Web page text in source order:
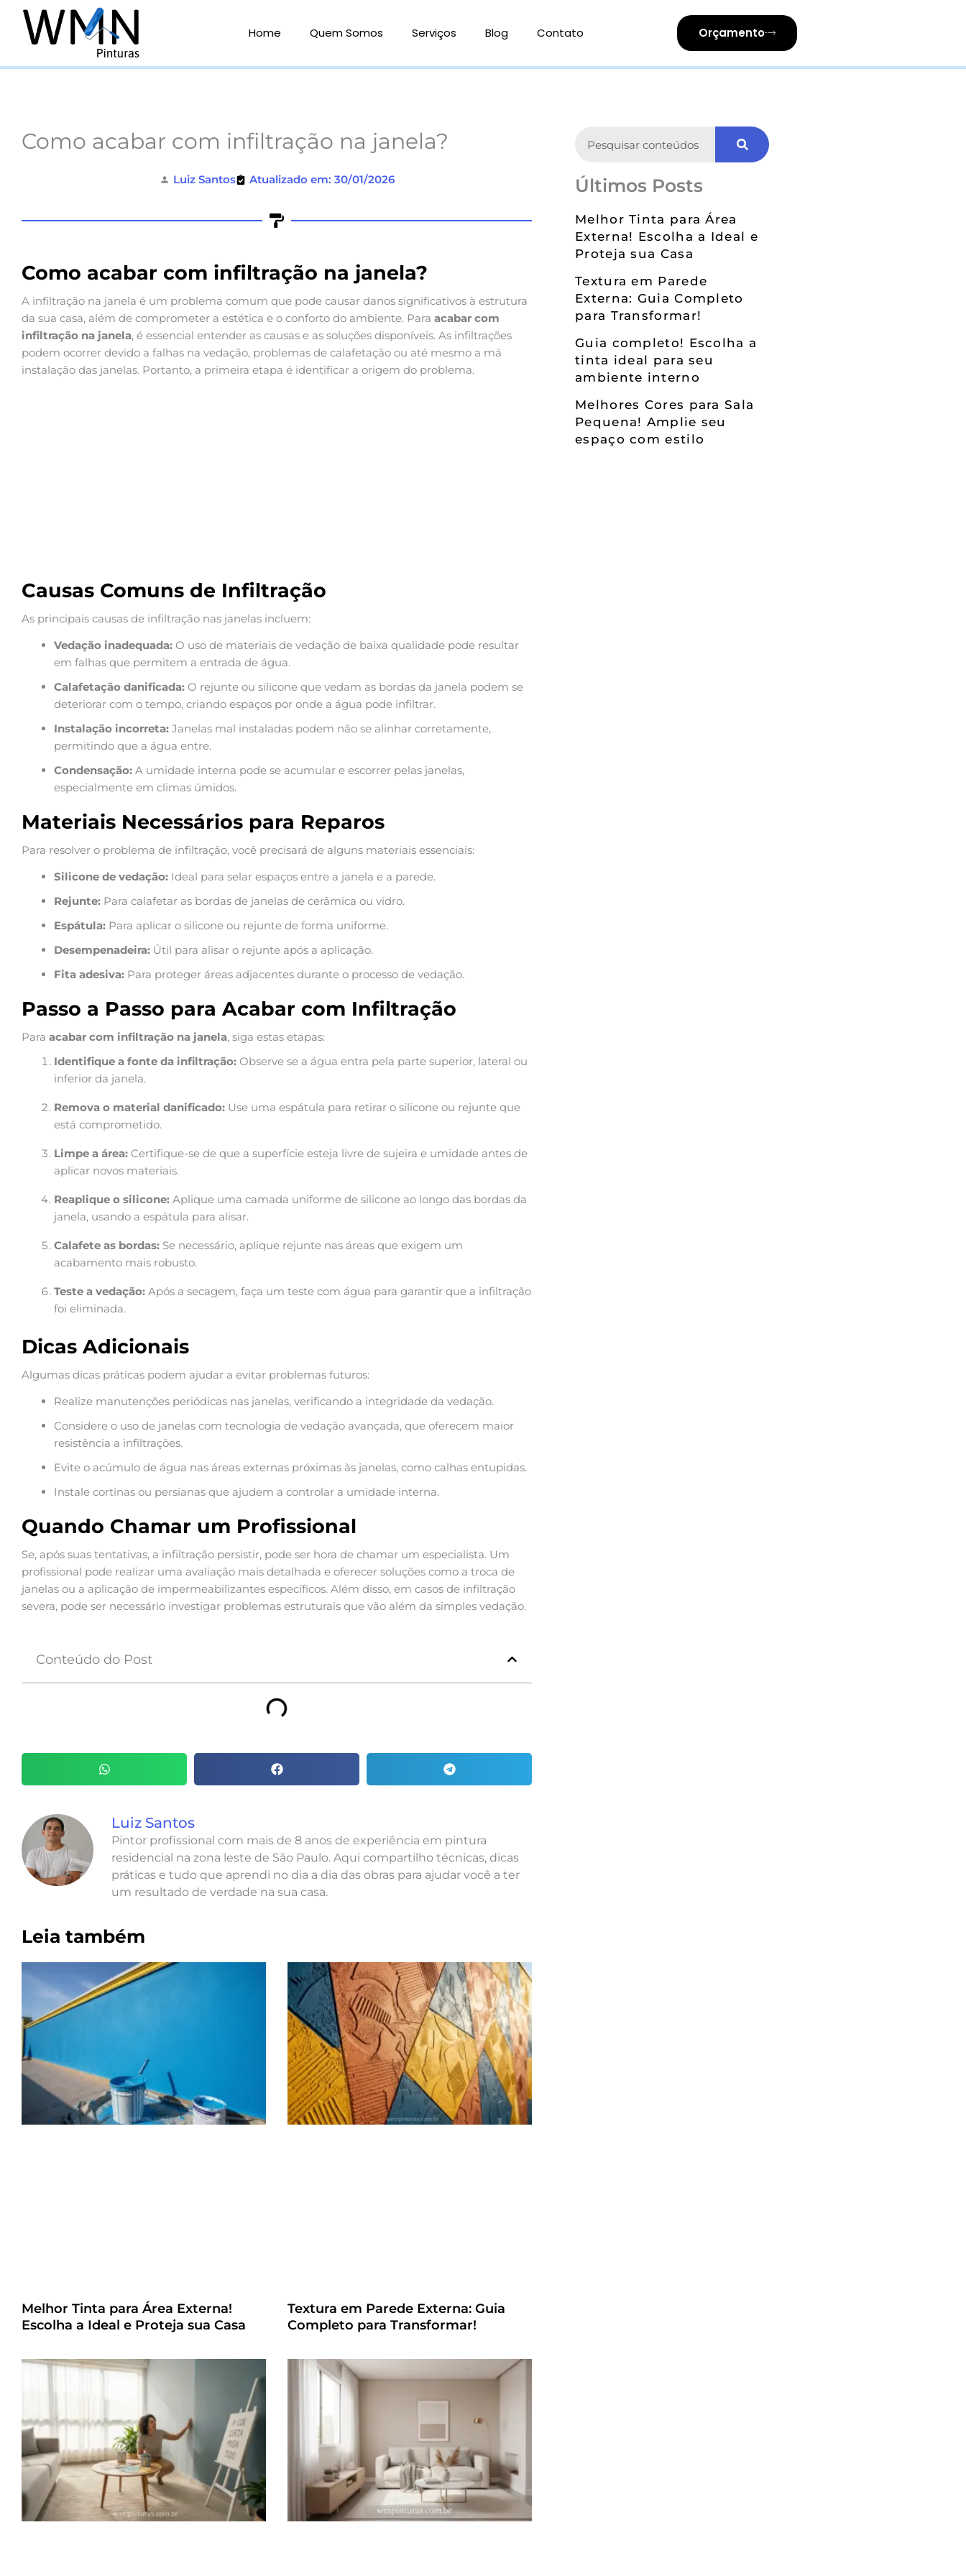
Home Quem Somos Serviços Blog Contato Orçamento
Como acabar com infiltração na janela?
Luiz Santos Atualizado em: 30/01/2026
Como acabar com infiltração na janela?
A infiltração na janela é um problema comum que pode causar danos significativos à estrutura
da sua casa, além de comprometer a estética e o conforto do ambiente. Para acabar com
infiltração na janela, é essencial entender as causas e as soluções disponíveis. As infiltrações
podem ocorrer devido a falhas na vedação, problemas de calafetação ou até mesmo a má
instalação das janelas. Portanto, a primeira etapa é identificar a origem do problema.
Causas Comuns de Infiltração
As principais causas de infiltração nas janelas incluem:
Vedação inadequada: O uso de materiais de vedação de baixa qualidade pode resultar
em falhas que permitem a entrada de água.
Calafetação danificada: O rejunte ou silicone que vedam as bordas da janela podem se
deteriorar com o tempo, criando espaços por onde a água pode infiltrar.
Instalação incorreta: Janelas mal instaladas podem não se alinhar corretamente,
permitindo que a água entre.
Condensação: A umidade interna pode se acumular e escorrer pelas janelas,
especialmente em climas úmidos.
Materiais Necessários para Reparos
Para resolver o problema de infiltração, você precisará de alguns materiais essenciais:
Silicone de vedação: Ideal para selar espaços entre a janela e a parede.
Rejunte: Para calafetar as bordas de janelas de cerâmica ou vidro.
Espátula: Para aplicar o silicone ou rejunte de forma uniforme.
Desempenadeira: Útil para alisar o rejunte após a aplicação.
Fita adesiva: Para proteger áreas adjacentes durante o processo de vedação.
Passo a Passo para Acabar com Infiltração
Para acabar com infiltração na janela, siga estas etapas:
Identifique a fonte da infiltração: Observe se a água entra pela parte superior, lateral ou
inferior da janela.
Remova o material danificado: Use uma espátula para retirar o silicone ou rejunte que
está comprometido.
Limpe a área: Certifique-se de que a superfície esteja livre de sujeira e umidade antes de
aplicar novos materiais.
Reaplique o silicone: Aplique uma camada uniforme de silicone ao longo das bordas da
janela, usando a espátula para alisar.
Calafete as bordas: Se necessário, aplique rejunte nas áreas que exigem um
acabamento mais robusto.
Teste a vedação: Após a secagem, faça um teste com água para garantir que a infiltração
foi eliminada.
Dicas Adicionais
Algumas dicas práticas podem ajudar a evitar problemas futuros:
Realize manutenções periódicas nas janelas, verificando a integridade da vedação.
Considere o uso de janelas com tecnologia de vedação avançada, que oferecem maior
resistência a infiltrações.
Evite o acúmulo de água nas áreas externas próximas às janelas, como calhas entupidas.
Instale cortinas ou persianas que ajudem a controlar a umidade interna.
Quando Chamar um Profissional
Se, após suas tentativas, a infiltração persistir, pode ser hora de chamar um especialista. Um
profissional pode realizar uma avaliação mais detalhada e oferecer soluções como a troca de
janelas ou a aplicação de impermeabilizantes específicos. Além disso, em casos de infiltração
severa, pode ser necessário investigar problemas estruturais que vão além da simples vedação.
Conteúdo do Post
Luiz Santos
Pintor profissional com mais de 8 anos de experiência em pintura
residencial na zona leste de São Paulo. Aqui compartilho técnicas, dicas
práticas e tudo que aprendi no dia a dia das obras para ajudar você a ter
um resultado de verdade na sua casa.
Leia também
Melhor Tinta para Área Externa!
Escolha a Ideal e Proteja sua Casa
Textura em Parede Externa: Guia
Completo para Transformar!
Últimos Posts
Melhor Tinta para Área
Externa! Escolha a Ideal e
Proteja sua Casa
Textura em Parede
Externa: Guia Completo
para Transformar!
Guia completo! Escolha a
tinta ideal para seu
ambiente interno
Melhores Cores para Sala
Pequena! Amplie seu
espaço com estilo